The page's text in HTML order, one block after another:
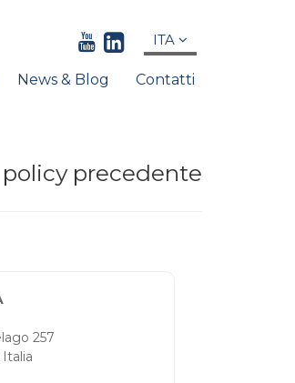
ITA
News & Blog Contatti
precedente
257